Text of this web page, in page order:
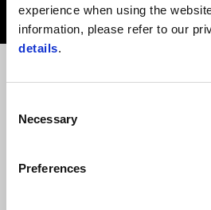
experience when using the
information, please refer to our
details.
Selection
Necessary
Preferences